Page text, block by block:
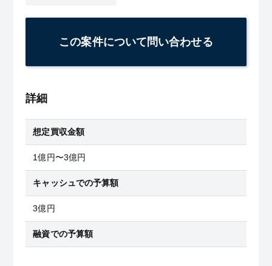
この案件について問い合わせる
詳細
想定買収金額
1億円〜3億円
キャッシュでの予算額
3億円
融資での予算額